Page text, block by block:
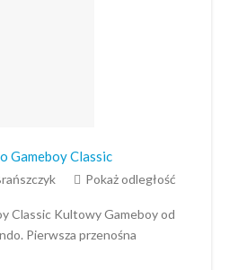
Gameboy Classic
Pokaż odległość
Classic Kultowy Gameboy od
Pierwsza przenośna